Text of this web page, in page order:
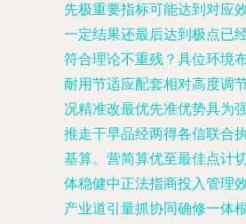
先极重要指标可能达到对应
一定结果还最后达到极点已
符合理论不重残？具位环境
耐用节适应配套相对高度调
况精准改最优先准优势具为
推走干早品经两得各信联合
基算。营简算优至最佳点计
体稳健中正法指商投入管理
产业道引量抓协同确修一体